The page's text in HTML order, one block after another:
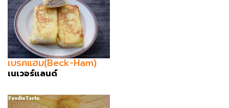
เบรคแฮม(Beck-Ham)
เนเวอร์แลนด์